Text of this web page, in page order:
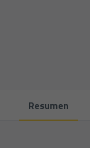
Resumen